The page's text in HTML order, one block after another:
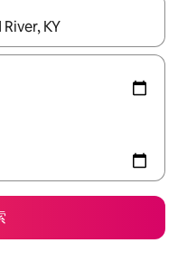
查看，或通过点击或滑动手势